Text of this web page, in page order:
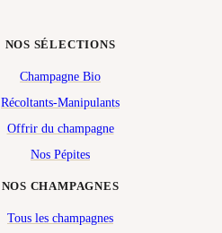
NOS CHAMPAGNES
Tous les champagnes
NOS SÉLECTIONS
Champagne Bio
Récoltants-Manipulants
Offrir du champagne
Nos Pépites